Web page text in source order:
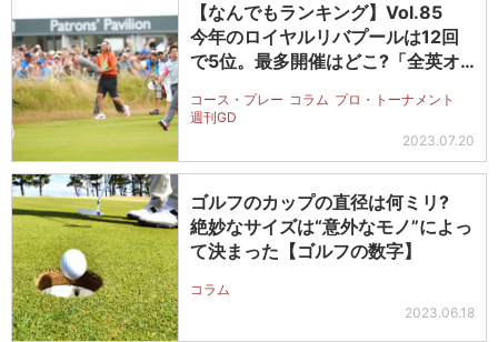
【なんでもランキング】Vol.85
今年のロイヤルリバプールは12回
で5位。最多開催はどこ?「全英オ…
コース・プレー コラム プロ・トーナメント
週刊GD
2023.07.20
ゴルフのカップの直径は何ミリ?
絶妙なサイズは“意外なモノ”によっ
て決まった【ゴルフの数字】
コラム
2023.06.18